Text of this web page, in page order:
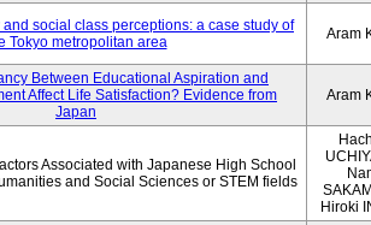
social class perceptions: a case study of
Tokyo metropolitan area
Aram
Between Educational Aspiration and
Affect Life Satisfaction? Evidence from
Japan
Aram
Associated with Japanese High School
and Social Sciences or STEM fields
Hiroki